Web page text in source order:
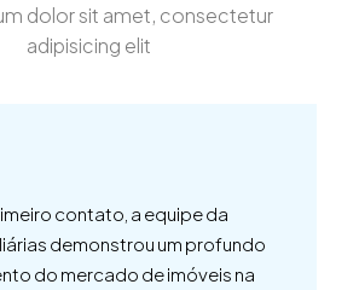
dolor sit amet, consectetur
adipisicing elit
contato, a equipe da
demonstrou um profundo
do mercado de imóveis na